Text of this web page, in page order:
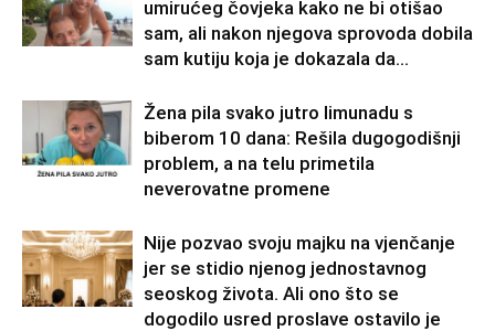
umirućeg čovjeka kako ne bi otišao
sam, ali nakon njegova sprovoda dobila
sam kutiju koja je dokazala da...
Žena pila svako jutro limunadu s
biberom 10 dana: Rešila dugogodišnji
problem, a na telu primetila
neverovatne promene
Nije pozvao svoju majku na vjenčanje
jer se stidio njenog jednostavnog
seoskog života. Ali ono što se
dogodilo usred proslave ostavilo je